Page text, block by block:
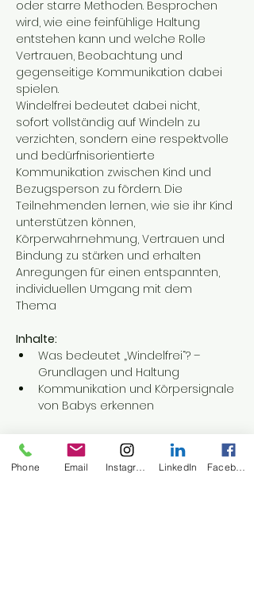
oder starre Methoden. Besprochen
wird, wie eine feinfühlige Haltung
entstehen kann und welche Rolle
Vertrauen, Beobachtung und
gegenseitige Kommunikation dabei
spielen.
Windelfrei bedeutet dabei nicht,
sofort vollständig auf Windeln zu
verzichten, sondern eine respektvolle
und bedürfnisorientierte
Kommunikation zwischen Kind und
Bezugsperson zu fördern. Die
Teilnehmenden lernen, wie sie ihr Kind
unterstützen können,
Körperwahrnehmung, Vertrauen und
Bindung zu stärken und erhalten
Anregungen für einen entspannten,
individuellen Umgang mit dem
Thema
Inhalte:
Was bedeutet „Windelfrei“? –
Grundlagen und Haltung
Kommunikation und Körpersignale
von Babys erkennen
Mehr anzeigen
Phone Email LinkedIn